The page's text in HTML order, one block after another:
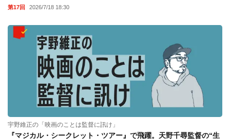
第17回 2026/7/18 18:30
宇野維正の「映画のことは監督に訊け」
『マジカル・シークレット・ツアー』で飛躍。天野千尋監督の“生